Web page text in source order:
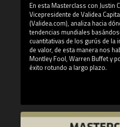
En esta Masterclass con Justin
Vicepresidente de Validea
(Validea.com), analiza hacia
tendencias mundiales
cuantitativas de los gurús de la
de valor, de esta manera nos
Montley Fool, Warren Buffet y
éxito rotundo a largo plazo.